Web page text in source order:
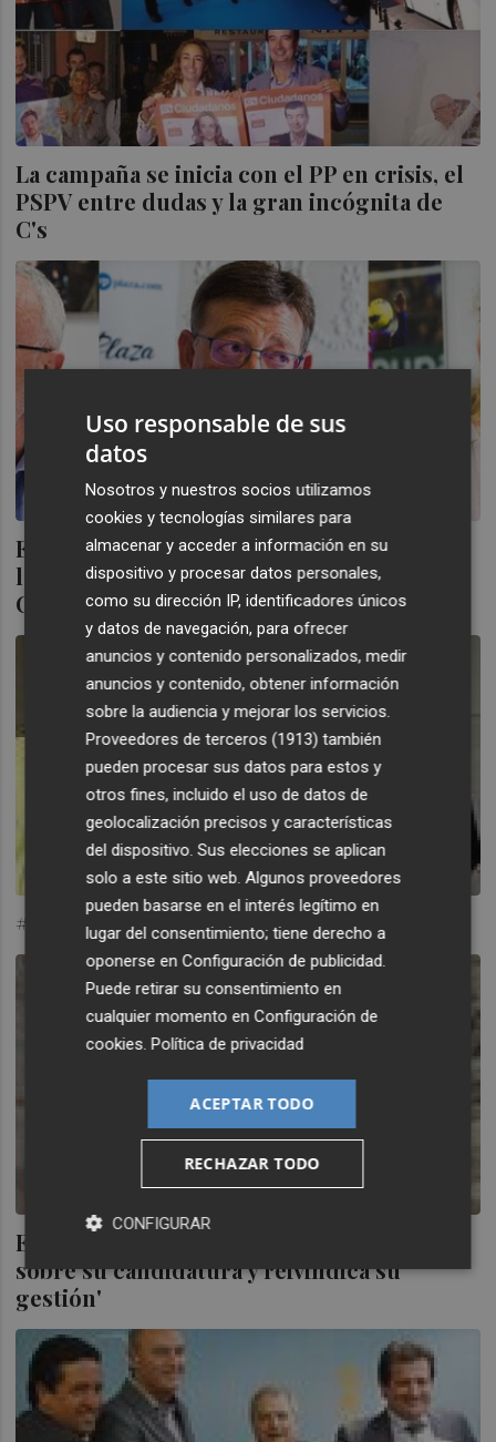
La campaña se inicia con el PP en crisis, el
PSPV entre dudas y la gran incógnita de
C's
El PP mantendría opciones de gobernar si
lograra el apoyo de Ciudadanos, según el
CIS
#ANÁLISIS. ¿Arrojará la toalla Fabra?
ENTREVISTA.- 'Fabra rehúye el debate
sobre su candidatura y reivindica su
gestión'
Uso responsable de sus
datos
Nosotros y nuestros socios utilizamos
cookies y tecnologías similares para
almacenar y acceder a información en su
dispositivo y procesar datos personales,
como su dirección IP, identificadores únicos
y datos de navegación, para ofrecer
anuncios y contenido personalizados, medir
anuncios y contenido, obtener información
sobre la audiencia y mejorar los servicios.
Proveedores de terceros (1913) también
pueden procesar sus datos para estos y
otros fines, incluido el uso de datos de
geolocalización precisos y características
del dispositivo. Sus elecciones se aplican
solo a este sitio web. Algunos proveedores
pueden basarse en el interés legítimo en
lugar del consentimiento; tiene derecho a
oponerse enConfiguración de publicidad.
Puede retirar su consentimiento en
cualquier momento enConfiguración de
cookies.Política de privacidad
ACEPTAR TODO
RECHAZAR TODO
CONFIGURAR